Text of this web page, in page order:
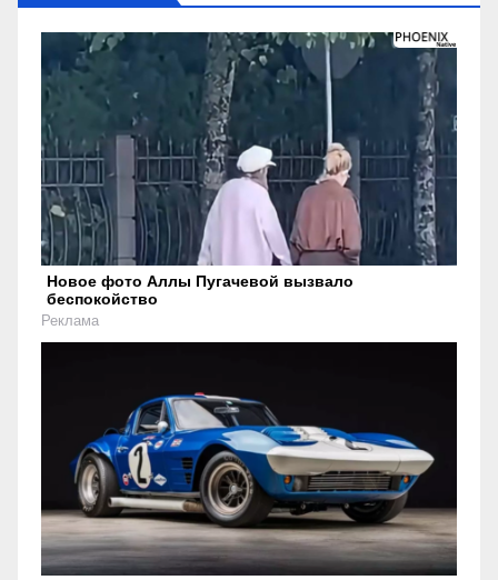
Новое фото Аллы Пугачевой вызвало
беспокойство
Реклама